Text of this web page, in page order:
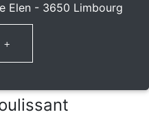
Elen - 3650 Limbourg